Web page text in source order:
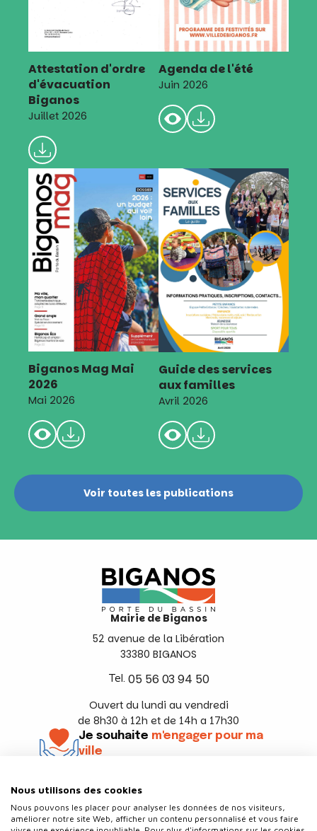
Attestation d'ordre
d'évacuation
Biganos
Juillet 2026
Agenda de l'été
Juin 2026
Biganos Mag Mai
2026
Mai 2026
Guide des services
aux familles
Avril 2026
Voir toutes les publications
Mairie de Biganos
52 avenue de la Libération
33380 BIGANOS
Tel. 05 56 03 94 50
Ouvert du lundi au vendredi
de 8h30 à 12h et de 14h a 17h30
Je souhaite m'engager pour ma
ville
Nous utilisons des cookies
Nous pouvons les placer pour analyser les données de nos visiteurs,
améliorer notre site Web, afficher un contenu personnalisé et vous faire